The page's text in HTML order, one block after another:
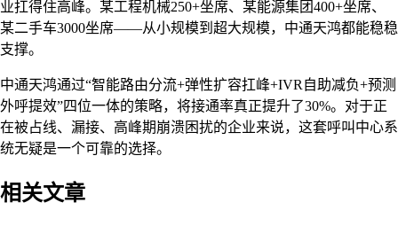
业扛得住高峰。某工程机械250+坐席、某能源集团400+坐席、
某二手车3000坐席——从小规模到超大规模，中通天鸿都能稳稳
支撑。
中通天鸿通过“智能路由分流+弹性扩容扛峰+IVR自助减负+预测
外呼提效”四位一体的策略，将接通率真正提升了30%。对于正
在被占线、漏接、高峰期崩溃困扰的企业来说，这套呼叫中心系
统无疑是一个可靠的选择。
相关文章